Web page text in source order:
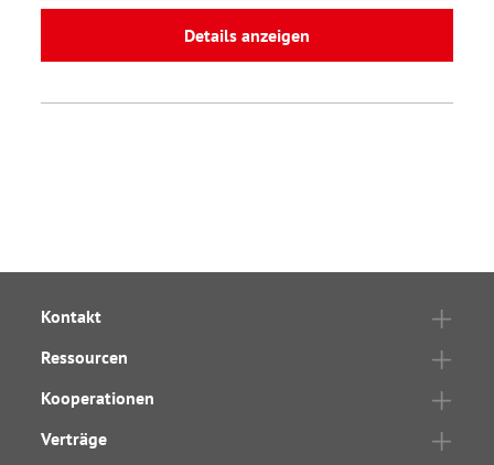
Details anzeigen
Kontakt
Ressourcen
Kooperationen
Verträge